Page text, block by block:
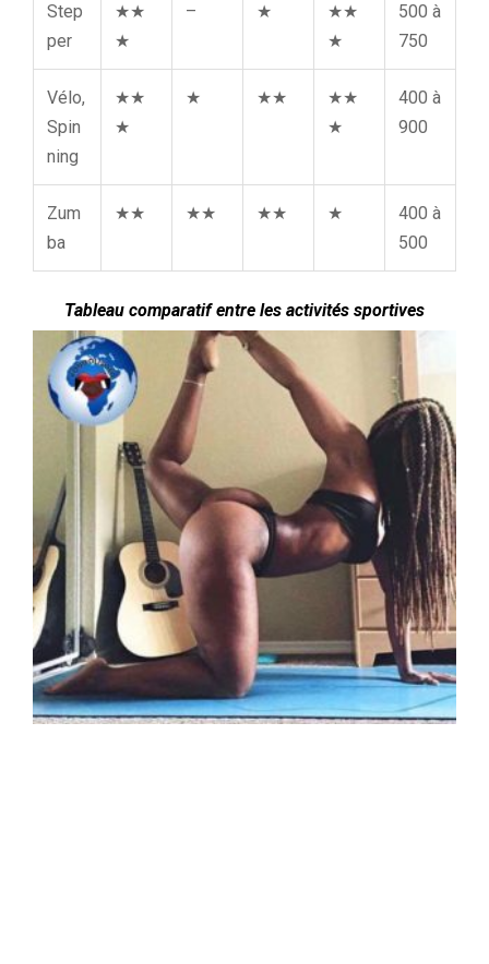
Step
per
★★
★
– ★
★★
★
500 à
750
Vélo,
Spin
ning
★★
★
★ ★★
★★
★
400 à
900
Zum
ba
★★ ★★ ★★ ★
400 à
500
Tableau comparatif entre les activités sportives